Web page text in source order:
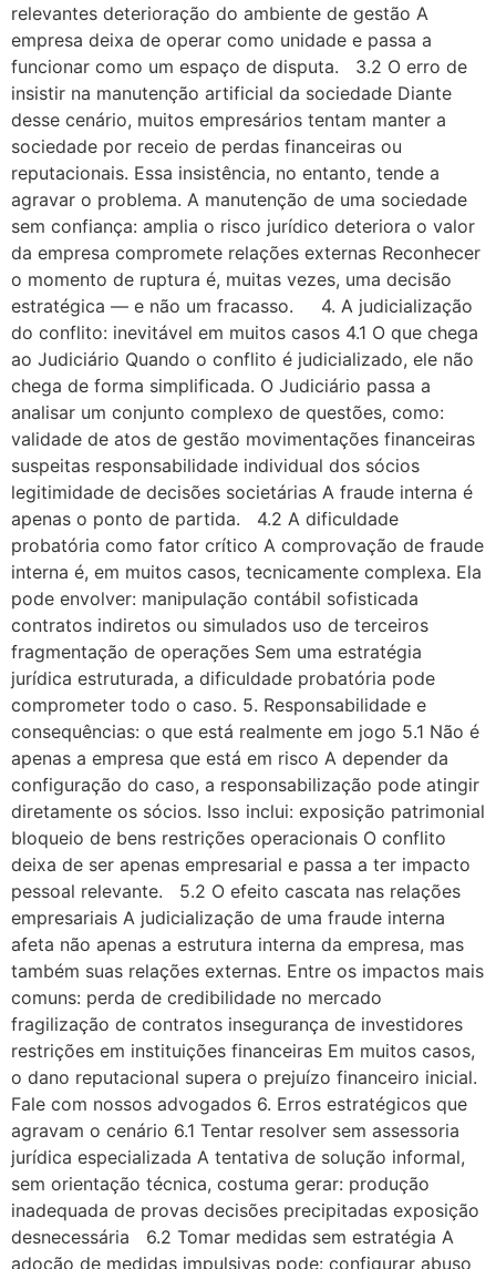
relevantes deterioração do ambiente de gestão A
empresa deixa de operar como unidade e passa a
funcionar como um espaço de disputa. 3.2 O erro de
insistir na manutenção artificial da sociedade Diante
desse cenário, muitos empresários tentam manter a
sociedade por receio de perdas financeiras ou
reputacionais. Essa insistência, no entanto, tende a
agravar o problema. A manutenção de uma sociedade
sem confiança: amplia o risco jurídico deteriora o valor
da empresa compromete relações externas Reconhecer
o momento de ruptura é, muitas vezes, uma decisão
estratégica — e não um fracasso. 4. A judicialização
do conflito: inevitável em muitos casos 4.1 O que chega
ao Judiciário Quando o conflito é judicializado, ele não
chega de forma simplificada. O Judiciário passa a
analisar um conjunto complexo de questões, como:
validade de atos de gestão movimentações financeiras
suspeitas responsabilidade individual dos sócios
legitimidade de decisões societárias A fraude interna é
apenas o ponto de partida. 4.2 A dificuldade
probatória como fator crítico A comprovação de fraude
interna é, em muitos casos, tecnicamente complexa. Ela
pode envolver: manipulação contábil sofisticada
contratos indiretos ou simulados uso de terceiros
fragmentação de operações Sem uma estratégia
jurídica estruturada, a dificuldade probatória pode
comprometer todo o caso. 5. Responsabilidade e
consequências: o que está realmente em jogo 5.1 Não é
apenas a empresa que está em risco A depender da
configuração do caso, a responsabilização pode atingir
diretamente os sócios. Isso inclui: exposição patrimonial
bloqueio de bens restrições operacionais O conflito
deixa de ser apenas empresarial e passa a ter impacto
pessoal relevante. 5.2 O efeito cascata nas relações
empresariais A judicialização de uma fraude interna
afeta não apenas a estrutura interna da empresa, mas
também suas relações externas. Entre os impactos mais
comuns: perda de credibilidade no mercado
fragilização de contratos insegurança de investidores
restrições em instituições financeiras Em muitos casos,
o dano reputacional supera o prejuízo financeiro inicial.
Fale com nossos advogados 6. Erros estratégicos que
agravam o cenário 6.1 Tentar resolver sem assessoria
jurídica especializada A tentativa de solução informal,
sem orientação técnica, costuma gerar: produção
inadequada de provas decisões precipitadas exposição
desnecessária 6.2 Tomar medidas sem estratégia A
adoção de medidas impulsivas pode: configurar abuso